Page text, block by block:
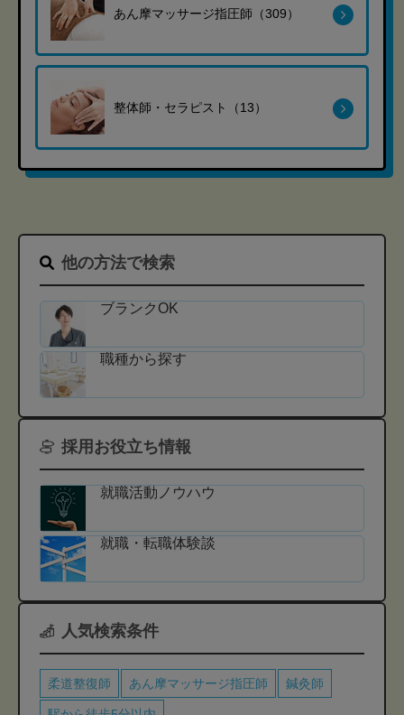
あん摩マッサージ指圧師（309）
整体師・セラピスト（13）
他の方法で検索
ブランクOK
職種から探す
採用お役立ち情報
就職活動ノウハウ
就職・転職体験談
人気検索条件
柔道整復師 あん摩マッサージ指圧師 鍼灸師